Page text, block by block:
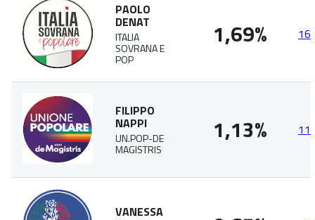
PAOLO
DENAT
ITALIA
SOVRANA E
POP
1,69%
FILIPPO
NAPPI
UN.POP-DE
MAGISTRIS
1,13%
VANESSA